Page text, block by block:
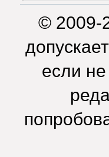
© 2009-
если